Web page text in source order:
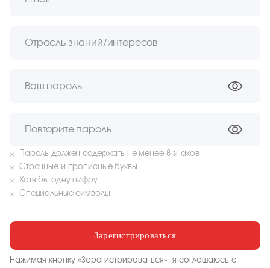
Пароль должен содержать не менее 8 знаков
Строчные и прописные буквы
Хотя бы одну цифру
Специальные символы
Нажимая кнопку «Зарегистрироваться», я соглашаюсь c